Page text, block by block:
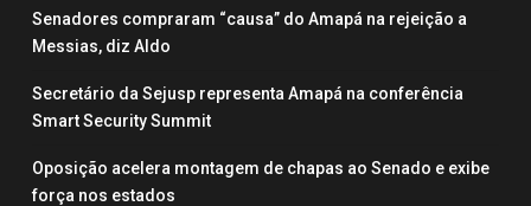
Senadores compraram “causa” do Amapá na rejeição a
Messias, diz Aldo
Secretário da Sejusp representa Amapá na conferência
Smart Security Summit
Oposição acelera montagem de chapas ao Senado e exibe
força nos estados